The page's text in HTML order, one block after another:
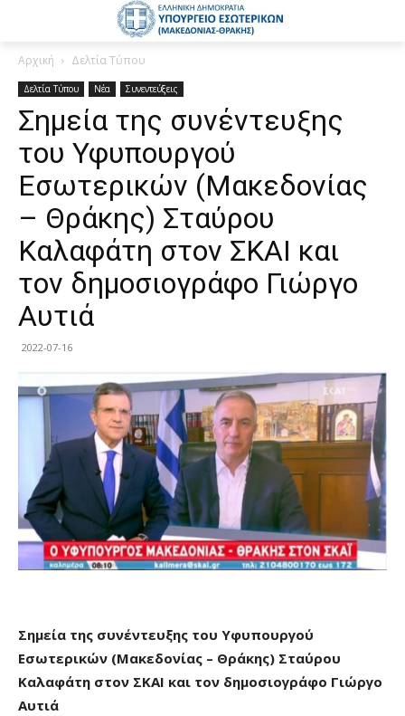
Αρχική Δελτία Τύπου
Δελτία Τύπου Νέα Συνεντεύξεις
Σημεία της συνέντευξης
του Υφυπουργού
Εσωτερικών (Μακεδονίας
– Θράκης) Σταύρου
Καλαφάτη στον ΣΚΑΙ και
τον δημοσιογράφο Γιώργο
Αυτιά
2022-07-16
Σημεία της συνέντευξης του Υφυπουργού
Εσωτερικών (Μακεδονίας – Θράκης) Σταύρου
Καλαφάτη στον ΣΚΑΙ και τον δημοσιογράφο Γιώργο
Αυτιά